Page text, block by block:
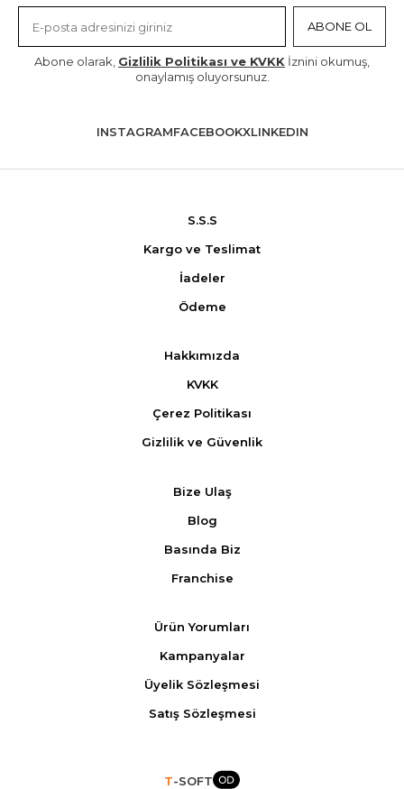
ABONE OL
Abone olarak, Gizlilik Politikası ve KVKK İznini okumuş,
onaylamış oluyorsunuz.
INSTAGRAMFACEBOOKXLINKEDIN
S.S.S
Kargo ve Teslimat
İadeler
Ödeme
Hakkımızda
KVKK
Çerez Politikası
Gizlilik ve Güvenlik
Bize Ulaş
Blog
Basında Biz
Franchise
Ürün Yorumları
Kampanyalar
Üyelik Sözleşmesi
Satış Sözleşmesi
T-SOFT